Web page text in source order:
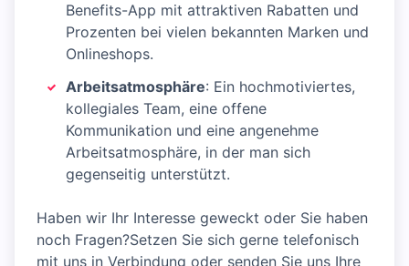
Benefits-App mit attraktiven Rabatten und
Prozenten bei vielen bekannten Marken und
Onlineshops.
Arbeitsatmosphäre: Ein hochmotiviertes,
kollegiales Team, eine offene
Kommunikation und eine angenehme
Arbeitsatmosphäre, in der man sich
gegenseitig unterstützt.
Haben wir Ihr Interesse geweckt oder Sie haben
noch Fragen?Setzen Sie sich gerne telefonisch
mit uns in Verbindung oder senden Sie uns Ihre